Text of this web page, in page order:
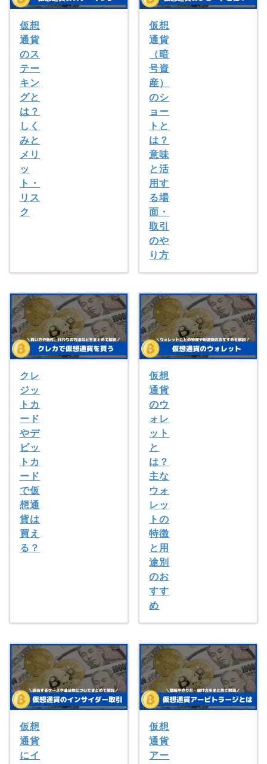
仮想
通貨
のス
テー
キン
グと
は？
しく
みと
メリ
ッ
ト・
リス
ク
仮想
通貨
（暗
号資
産）
のシ
ョー
トと
は？
意味
と活
用す
る場
面・
取引
のや
り方
クレ
ジッ
トカ
ード
やデ
ビッ
トカ
ード
で仮
想通
貨は
買え
る？
仮想
通貨
のウ
ォレ
ット
と
は？
主な
ウォ
レッ
トの
特徴
と用
途別
のお
すす
め
仮想
通貨
にイ
仮想
通貨
アー